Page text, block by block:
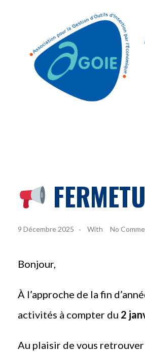
9 Décembre 2025 With No
Bonjour,
À l’approche de la fin
activités à compter du 2
Au plaisir de vous